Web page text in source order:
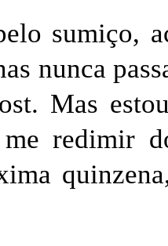
sumiço,
nunca
Mas
redimir